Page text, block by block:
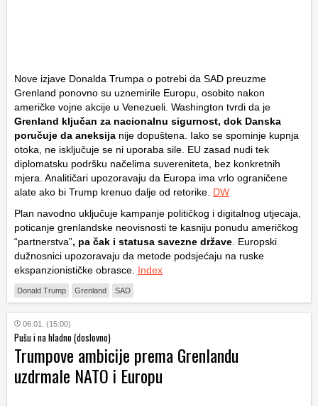
Nove izjave Donalda Trumpa o potrebi da SAD preuzme
Grenland ponovno su uznemirile Europu, osobito nakon
američke vojne akcije u Venezueli. Washington tvrdi da je
Grenland ključan za nacionalnu sigurnost, dok Danska
poručuje da aneksija nije dopuštena. Iako se spominje kupnja
otoka, ne isključuje se ni uporaba sile. EU zasad nudi tek
diplomatsku podršku načelima suvereniteta, bez konkretnih
mjera. Analitičari upozoravaju da Europa ima vrlo ograničene
alate ako bi Trump krenuo dalje od retorike. DW
Plan navodno uključuje kampanje političkog i digitalnog utjecaja,
poticanje grenlandske neovisnosti te kasniju ponudu američkog
“partnerstva”, pa čak i statusa savezne države . Europski
dužnosnici upozoravaju da metode podsjećaju na ruske
ekspanzionističke obrasce. Index
Donald Trump Grenland SAD
06.01. (15:00)
Pušu i na hladno (doslovno)
Trumpove ambicije prema Grenlandu
uzdrmale NATO i Europu